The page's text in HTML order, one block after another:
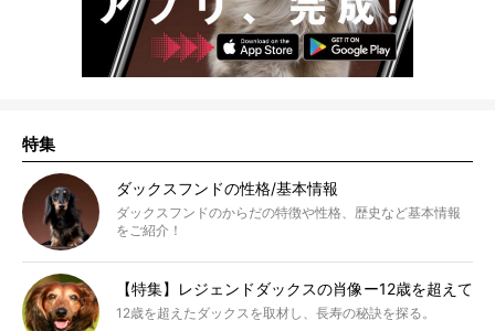
特集
ダックスフンドの性格/基本情報
ダックスフンドのからだの特徴や性格、歴史など基本情報
をご紹介！
【特集】レジェンドダックスの肖像ー12歳を超えて
12歳を超えたダックスを取材し、長寿の秘訣を探る。